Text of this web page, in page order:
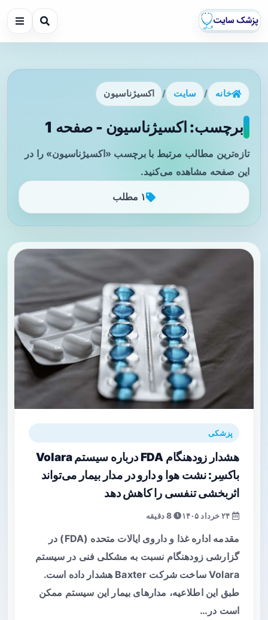
خانه / سایت / اکسیژناسیون
برچسب: اکسیژناسیون - صفحه 1
تازه‌ترین مطالب مرتبط با برچسب «اکسیژناسیون» را در
این صفحه مشاهده می‌کنید.
۱ مطلب
پزشکی
هشدار زودهنگام FDA درباره سیستم Volara
باکسِر: نشت هوا و دارو در مدار بیمار می‌تواند
اثربخشی تنفسی را کاهش دهد
8 دقیقه
مقدمه اداره غذا و داروی ایالات متحده (FDA) در
گزارشی زودهنگام نسبت به مشکلی فنی در سیستم
Volara ساخت شرکت Baxter هشدار داده است.
طبق این اطلاعیه، مدارهای بیمار این سیستم ممکن
است در…